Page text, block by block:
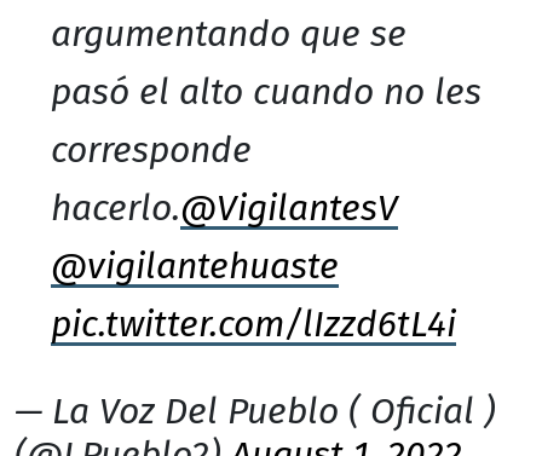
argumentando que se
pasó el alto cuando no les
corresponde
hacerlo.@VigilantesV
@vigilantehuaste
pic.twitter.com/lIzzd6tL4i
— La Voz Del Pueblo ( Oficial )